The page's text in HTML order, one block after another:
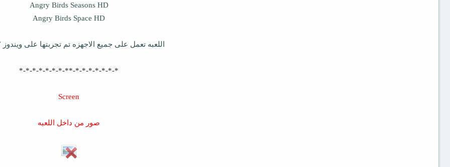
Angry Birds Seasons HD
Angry Birds Space HD
اللعبه تعمل على جميع الاجهزه تم تجربتها على ويندوز 7 64 بيت
*-*-*-*-*-*-*-**-*-*-*-*-*-*-*
Screen
صور من داخل اللعبه